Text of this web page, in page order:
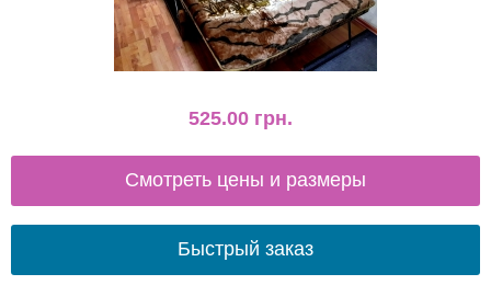
525.00 грн.
Смотреть цены и размеры
Быстрый заказ